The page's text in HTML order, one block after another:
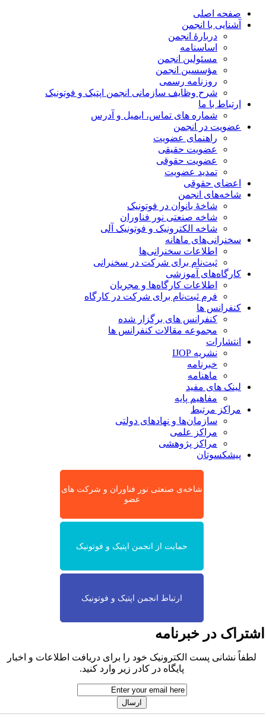
صفحه اصلی
آشنایی با انجمن
دربارۀ انجمن
اساسنامه
مسئولین انجمن
مؤسسین انجمن
روزنامه رسمی
شرح وظایف سازمانی انجمن اپتیک و فوتونیک
ارتباط با ما
شماره های تماس، ایمیل و آدرس
عضویت در انجمن
راهنمای عضویت
عضویت حقیقی
عضویت حقوقی
تمدید عضویت
اعضای حقوقی
شاخه‌های انجمن
شاخۀ بانوان در فوتونیک
شاخه صنعتی نور فناوران
شاخه‌ الکترونیک و فوتونیک آلی
سخنرانی‌های ماهانه
اطلاعات سخنرانی‌‌ها
ثبت‌نام برای شرکت در سخنرانی
کارگاه‌های آموزشی
اطلاعات کارگاه‌ها و مجریان
فرم ثبت‌نام برای شرکت در کارگاه
کنفرانس ها
کنفرانس های برگزار شده
مجموعه مقالات کنفرانس ها
انتشارات
نشریه IJOP
خبرنامه
ماهنامه
لینک های مفید
مفاهیم پایه
مراکز مرتبط
سازمان‌ها و نهادهای دولتی
مراکز علمی
مراکز پژوهشی
پیشکسوتان
شاخه‌ی صنعتی نور فناوران و شرکت های
عضو
حمایت از انجمن اپتیک و فوتونیک
ارتباط انجمن اپتیک و فوتونیک
در خبرنامه
لطفاً نشانی پست الکترونیک خود را برای دریافت اطلاعات و اخبار
پایگاه در کادر زیر وارد کنید.